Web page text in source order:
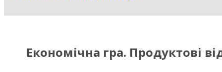
Економічна гра. Продуктові